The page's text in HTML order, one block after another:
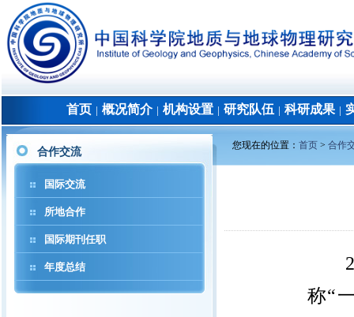
首页 概况简介│ 机构设置 研究队伍 科研成果│
合作交流
国际交流
所地合作
国际期刊任职
年度总结
您现在的位置： 首页 > 合作
称“